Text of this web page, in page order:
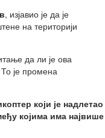
, изјавио је да је
на територији
да ли је ова
је промена
који је надлетао
којима има највише